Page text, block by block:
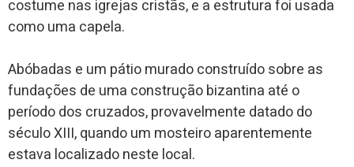
costume nas igrejas cristãs, e a estrutura foi usada
como uma capela.
Abóbadas e um pátio murado construído sobre as
fundações de uma construção bizantina até o
período dos cruzados, provavelmente datado do
século XIII, quando um mosteiro aparentemente
estava localizado neste local.